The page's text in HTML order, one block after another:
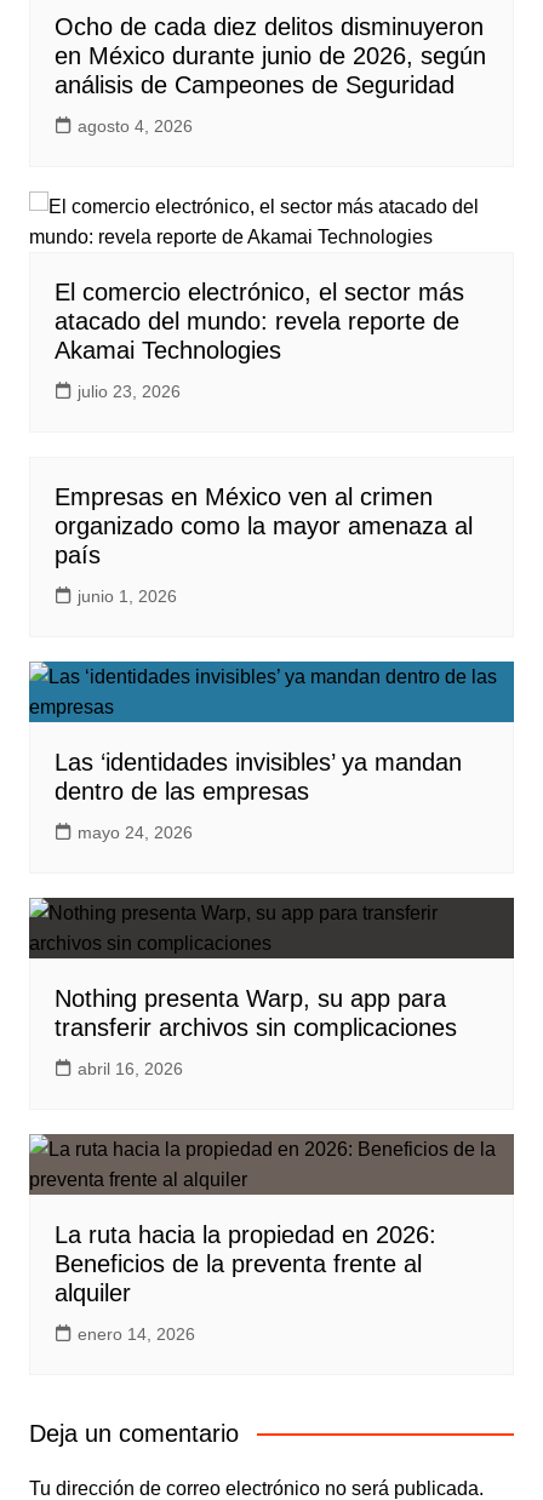
Ocho de cada diez delitos disminuyeron
en México durante junio de 2026, según
análisis de Campeones de Seguridad
agosto 4, 2026
El comercio electrónico, el sector más
atacado del mundo: revela reporte de
Akamai Technologies
julio 23, 2026
Empresas en México ven al crimen
organizado como la mayor amenaza al
país
junio 1, 2026
Las ‘identidades invisibles’ ya mandan
dentro de las empresas
mayo 24, 2026
Nothing presenta Warp, su app para
transferir archivos sin complicaciones
abril 16, 2026
La ruta hacia la propiedad en 2026:
Beneficios de la preventa frente al
alquiler
enero 14, 2026
Deja un comentario
Tu dirección de correo electrónico no será publicada.